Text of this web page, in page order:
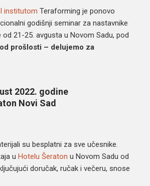
institutom Teraforming je ponovo
godišnji seminar za nastavnike
od 21-25. avgusta u Novom Sadu, pod
prošlosti – delujemo za
2022. godine
Novi Sad
su besplatni za sve učesnike.
u Hotelu Šeraton u Novom Sadu od
doručak, ručak i večeru, snose